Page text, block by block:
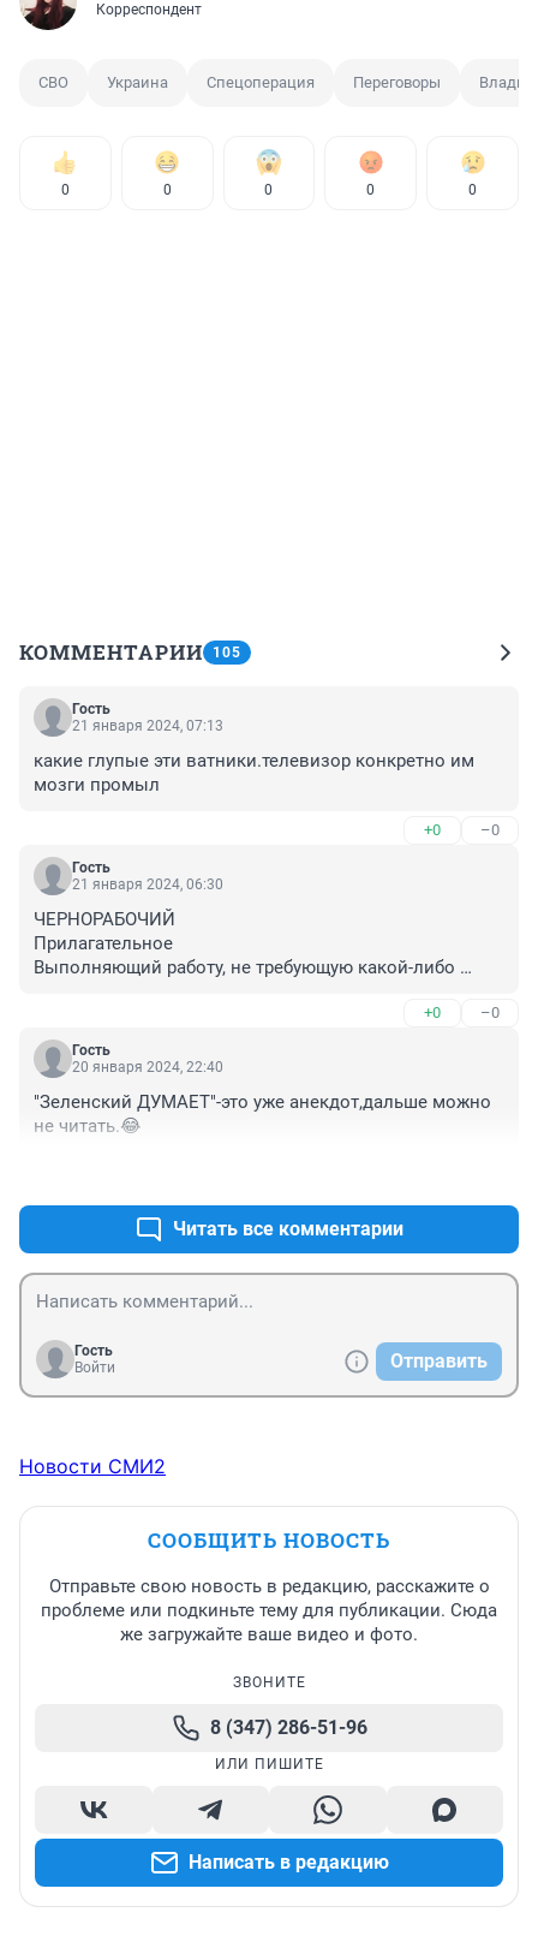
Корреспондент
СВО Украина Спецоперация Переговоры
0 0 0 0 0
КОММЕНТАРИИ 105
Гость
21 января 2024, 07:13
какие глупые эти ватники.телевизор конкретно им
мозги промыл
+0 –0
Гость
21 января 2024, 06:30
ЧЕРНОРАБОЧИЙ
Прилагательное
Выполняющий работу, не требующую какой-либо
Тот, кто выполняет работу, не требующую какой-либо
квалификации (обычно тяжёлую или грязную)
+0 –0
Гость
20 января 2024, 22:40
"Зеленский ДУМАЕТ"-это уже анекдот,дальше можно
не читать.😂
Читать все комментарии
Гость
Войти
Отправить
Новости СМИ2
СООБЩИТЬ НОВОСТЬ
Отправьте свою новость в редакцию, расскажите о
проблеме или подкиньте тему для публикации. Сюда
же загружайте ваше видео и фото.
ЗВОНИТЕ
8 (347) 286-51-96
ИЛИ ПИШИТЕ
Написать в редакцию